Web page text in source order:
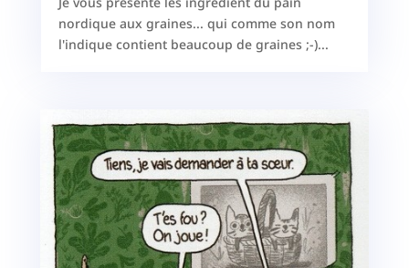
nordique aux graines... qui comme son nom
l'indique contient beaucoup de graines ;-)...